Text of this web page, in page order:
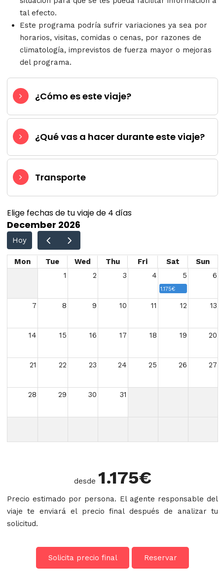
tal efecto.
Este programa podría sufrir variaciones ya sea por
horarios, visitas, comidas o cenas, por razones de
climatología, imprevistos de fuerza mayor o mejoras
del programa.
¿Cómo es este viaje?
¿Qué vas a hacer durante este viaje?
Transporte
Elige fechas de tu viaje de 4 días
December 2026
Hoy
Mon Tue Wed Thu Fri Sat
Sun
1
2 3 4 5 6
1.175€
7 8 9 10 11 12 13
14 15 16 17 18 19 20
21 22 23 24 25 26 27
28 29 30 31
desde 1.175€
Precio estimado por persona. El agente responsable del
viaje te enviará el precio final después de analizar tu
solicitud.
Solicita precio final Reservar